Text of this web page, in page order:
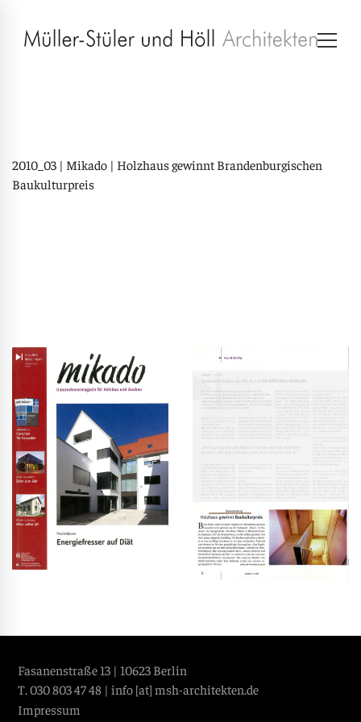
2010_03 | Mikado | Holzhaus gewinnt Brandenburgischen
Baukulturpreis
Fasanenstraße 13 | 10623 Berlin
T. 030 803 47 48 | info [at] msh-architekten.de
Impressum